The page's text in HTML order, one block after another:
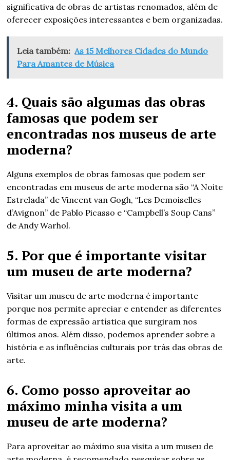
significativa de obras de artistas renomados, além de
oferecer exposições interessantes e bem organizadas.
Leia também: As 15 Melhores Cidades do Mundo
Para Amantes de Música
4. Quais são algumas das obras
famosas que podem ser
encontradas nos museus de arte
moderna?
Alguns exemplos de obras famosas que podem ser
encontradas em museus de arte moderna são “A Noite
Estrelada” de Vincent van Gogh, “Les Demoiselles
d’Avignon” de Pablo Picasso e “Campbell’s Soup Cans”
de Andy Warhol.
5. Por que é importante visitar
um museu de arte moderna?
Visitar um museu de arte moderna é importante
porque nos permite apreciar e entender as diferentes
formas de expressão artística que surgiram nos
últimos anos. Além disso, podemos aprender sobre a
história e as influências culturais por trás das obras de
arte.
6. Como posso aproveitar ao
máximo minha visita a um
museu de arte moderna?
Para aproveitar ao máximo sua visita a um museu de